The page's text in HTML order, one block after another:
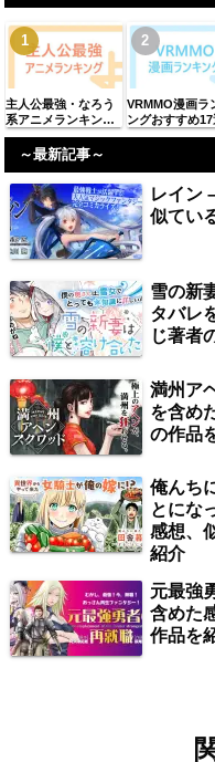
主人公最強・なろう
系アニメランキング
おすすめ61選【2025
年最新】
VRMMO漫画ラ
ングおすすめ17
「2025年最新」
～最新記事～
レイン
似てい
雪の新
タバレ
じ著者
満州ア
を含め
の作品
俺んち
とにな
感想、
紹介
元最強
含めた
作品を